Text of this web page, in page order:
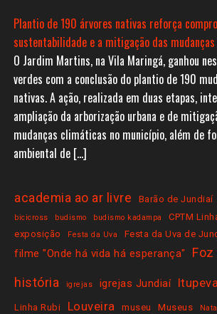
Plantio de 190 árvores nativas reforça
sustentabilidade e a mitigação das
O Jardim Martins, na Vila Maringá, ganhou
verdes com a conclusão do plantio de 190
nativas. A ação, realizada em duas etapas,
ampliação da arborização urbana e de
mudanças climáticas no município, além de
ambiental de […]
academia ao ar livre Barão de Jundiaí
bicicross budismo budismo kadampa CPTM
exposição Festa da Uva Festa da Uva de
filme "Onde há vida há esperança"
história
igrejas igrejas Jundiaí Itupeva
Linha Rubi Louveira museu Museus